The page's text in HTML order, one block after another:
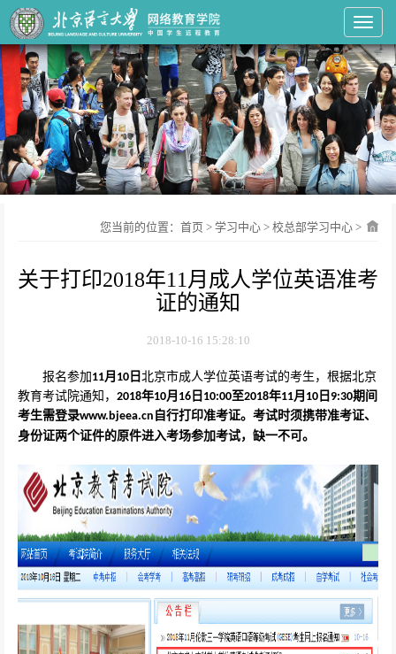
Toggle
您当前的位置： 首页 > 学习中心 > 校总部学习中心 >
关于打印2018年11月成人学位英语准考
证的通知
2018-10-16 15:28:10
报名参加 11月 10 日 北京市成人学位英语考试的考生，根据北京
教育考试院通知， 2018年10月 16 日 10:00至2018年11月 10 日 9:30期间
考生需登录www.bjeea.cn 自行打印准考证。考试时须携带准考证、
身份证两个证件的原件进入考场参加考试，缺一不可。